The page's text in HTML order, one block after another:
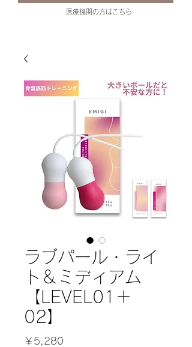
​医療機関の方はこちら
ラブパール・ライ
ト＆ミディアム
【LEVEL01＋
02】
￥5,280